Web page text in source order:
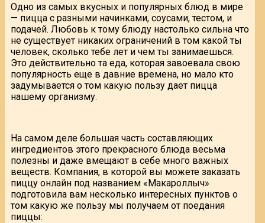
Одно из самых вкусных и популярных блюд в мире
— пицца с разными начинками, соусами, тестом, и
подачей. Любовь к тому блюду настолько сильна что
не существует никаких ограничений в том какой ты
человек, сколько тебе лет и чем ты занимаешься.
Это действительно та еда, которая завоевала свою
популярность еще в давние времена, но мало кто
задумывается о том какую пользу дает пицца
нашему организму.
На самом деле большая часть составляющих
ингредиентов этого прекрасного блюда весьма
полезны и даже вмещают в себе много важных
веществ. Компания, в которой вы можете заказать
пиццу онлайн под названием «Макароллыч»
подготовила вам несколько интересных пунктов о
том какую же пользу мы получаем от поедания
пиццы: